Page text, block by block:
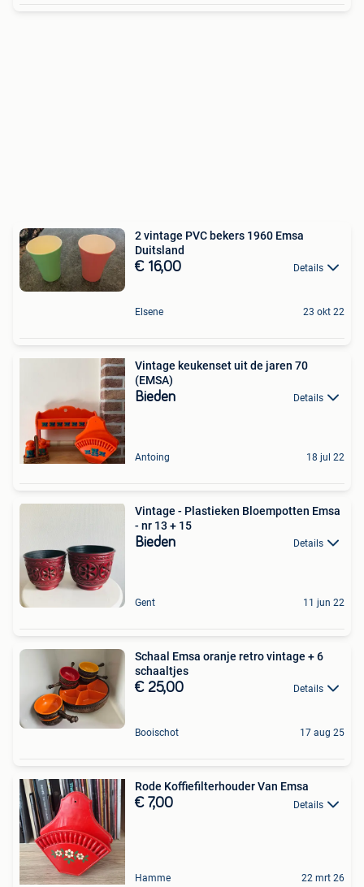
2 vintage PVC bekers 1960 Emsa
Duitsland
€ 16,00 Details
Elsene 23 okt 22
Vintage keukenset uit de jaren 70
(EMSA)
Bieden Details
Antoing 18 jul 22
Vintage - Plastieken Bloempotten Emsa
- nr 13 + 15
Bieden Details
Gent 11 jun 22
Schaal Emsa oranje retro vintage + 6
schaaltjes
€ 25,00 Details
Booischot 17 aug 25
Rode Koffiefilterhouder Van Emsa
€ 7,00 Details
Hamme 22 mrt 26